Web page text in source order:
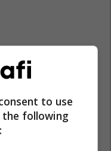
to use
following